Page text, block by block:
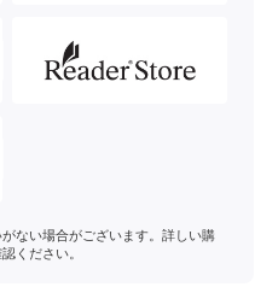
ない場合がございます。詳しい購
ください。